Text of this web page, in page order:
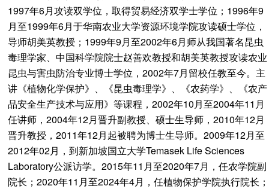
1997年6月攻读双学位，取得贸易经济双学士学位；1996年9
月至1999年6月于华南农业大学资源环境学院攻读硕士学位，
导师胡美英教授；1999年9月至2002年6月师从我国著名昆虫
毒理学家、中国科学院院士赵善欢教授和胡美英教授攻读农业
昆虫与害虫防治专业博士学位，2002年7月留校任教至今。主
讲《植物化学保护》、《昆虫毒理学》、《农药学》、《农产
品安全生产技术与应用》等课程，2002年10月至2004年11月
任讲师，2004年12月晋升副教授、硕士生导师，2010年12月
晋升教授，2011年12月起被聘为博士生导师。2009年12月至
2012年02月，到新加坡国立大学Temasek Life Sciences
Laboratory公派访学。2015年11月至2020年7月，任农学院副
院长；2020年11月至2024年4月，任植物保护学院执行院长；